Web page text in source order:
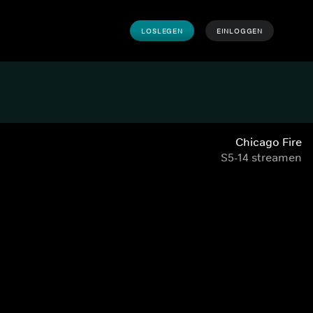
LOSLEGEN EINLOGGEN
Chicago Fire
S5-14 streamen